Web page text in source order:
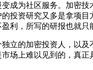
成为社区服务。加密
投资研究又多是拿项
利，所写的研报也就
立的加密投资人，以
场上难以见到的，真